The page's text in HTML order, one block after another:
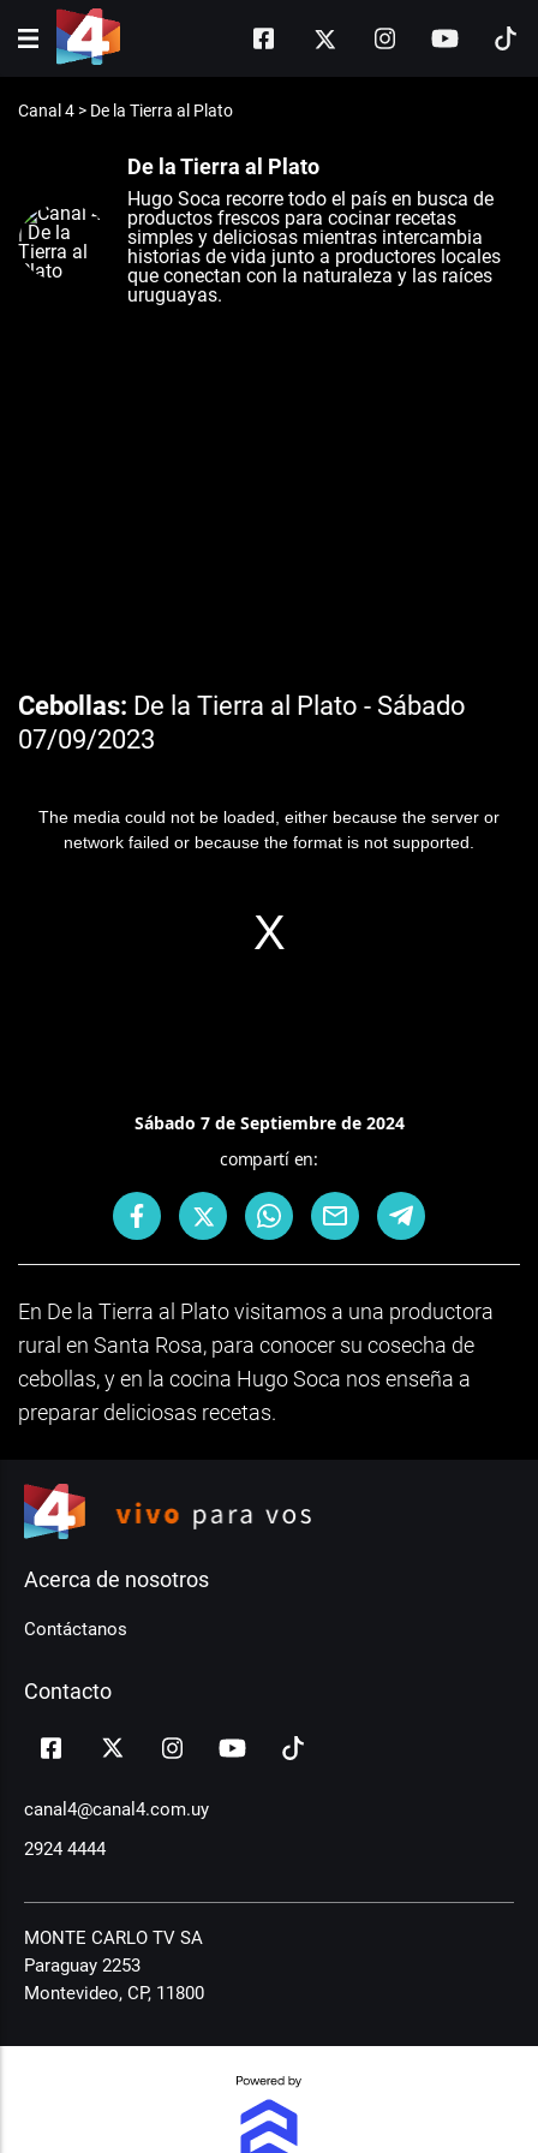
Canal 4 > De la Tierra al Plato
De la Tierra al Plato
Hugo Soca recorre todo el país en busca de
productos frescos para cocinar recetas
simples y deliciosas mientras intercambia
historias de vida junto a productores locales
que conectan con la naturaleza y las raíces
uruguayas.
Cebollas De la Tierra al Plato - Sábado
07/09/2023
The media could not be loaded, either because the server or
network failed or because the format is not supported.
Sábado 7 de Septiembre de 2024
compartí en:
En De la Tierra al Plato visitamos a una productora
rural en Santa Rosa, para conocer su cosecha de
cebollas, y en la cocina Hugo Soca nos enseña a
preparar deliciosas recetas.
Acerca de nosotros
Contáctanos
Contacto
canal4@canal4.com.uy
2924 4444
MONTE CARLO TV SA
Paraguay 2253
Montevideo, CP, 11800